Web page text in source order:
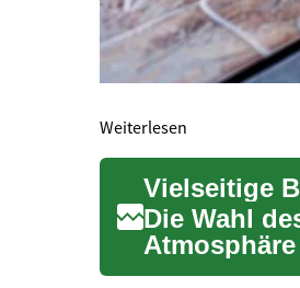
Weiterlesen
Vielseitige
Die Wahl
maßgeblich